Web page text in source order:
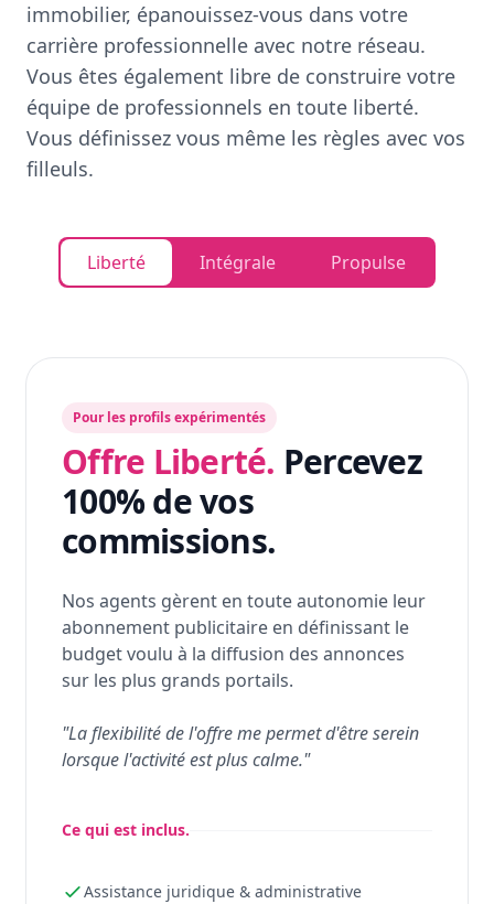
immobilier, épanouissez-vous dans votre
carrière professionnelle avec notre réseau.
Vous êtes également libre de construire votre
équipe de professionnels en toute liberté.
Vous définissez vous même les règles avec vos
filleuls.
Liberté Intégrale Propulse
Pour les profils expérimentés
Offre Liberté. Percevez
100% de vos
commissions.
Nos agents gèrent en toute autonomie leur
abonnement publicitaire en définissant le
budget voulu à la diffusion des annonces
sur les plus grands portails.
"La flexibilité de l'offre me permet d'être serein
lorsque l'activité est plus calme."
Ce qui est inclus.
Assistance juridique & administrative